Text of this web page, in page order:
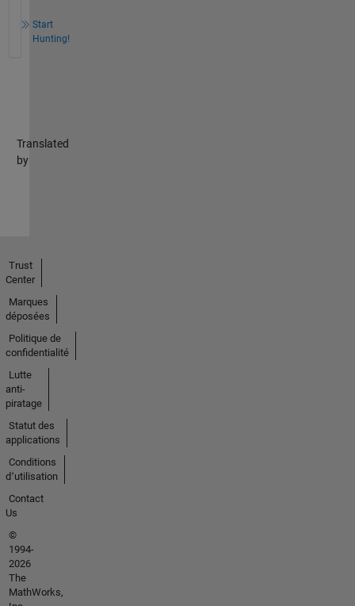
Start
Hunting!
Translated
by
Trust
Center
Marques
déposées
Politique de
confidentialité
Lutte
anti-
piratage
Statut des
applications
Conditions
d՚utilisation
Contact
Us
©
1994-
2026
The
MathWorks,